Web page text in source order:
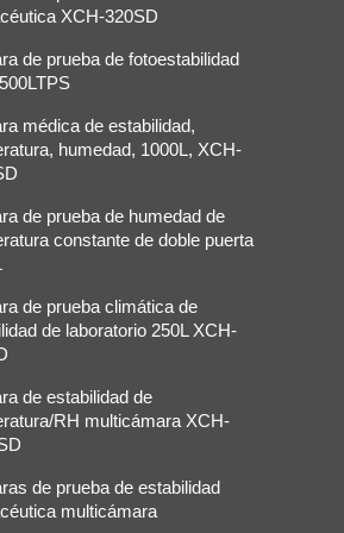
XCH-320SD
de prueba de fotoestabilidad
médica de estabilidad,
humedad, 1000L, XCH-
de prueba de humedad de
constante de doble puerta
de prueba climática de
de laboratorio 250L XCH-
de estabilidad de
RH multicámara XCH-
de prueba de estabilidad
multicámara